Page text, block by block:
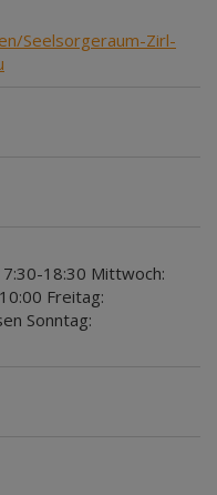
Seelsorgeraum-Zirl-
18:30 Mittwoch:
Freitag:
Sonntag: